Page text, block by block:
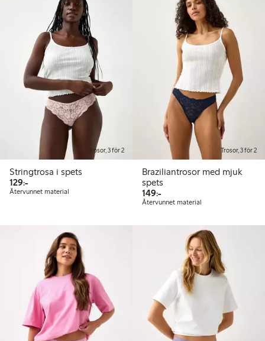
Trosor, 3 för 2
Stringtrosa i spets
129:-129,00 kr
Återvunnet material
Trosor, 3 för 2
Braziliantrosor med mjuk
spets
149:-149,00 kr
Återvunnet material